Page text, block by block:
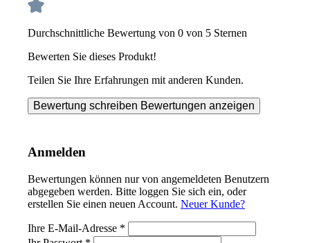
Durchschnittliche Bewertung von 0 von 5 Sternen
Bewerten Sie dieses Produkt!
Teilen Sie Ihre Erfahrungen mit anderen Kunden.
Bewertung schreiben Bewertungen anzeigen
Anmelden
Bewertungen können nur von angemeldeten Benutzern
abgegeben werden. Bitte loggen Sie sich ein, oder
erstellen Sie einen neuen Account. Neuer Kunde?
Ihre E-Mail-Adresse *